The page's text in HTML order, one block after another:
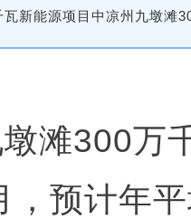
新能源项目中凉州九墩滩
滩300万
，预计年